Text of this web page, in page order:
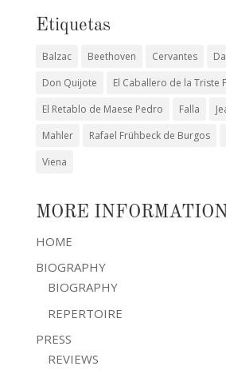
Etiquetas
Balzac Beethoven Cervantes
Don Quijote
El Caballero de la Triste
El Retablo de Maese Pedro
Falla
Mahler
Rafael Frühbeck de Burgos
Viena
MORE INFORMATION
HOME
BIOGRAPHY
BIOGRAPHY
REPERTOIRE
PRESS
REVIEWS